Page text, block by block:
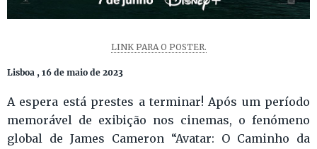
LINK PARA O POSTER.
Lisboa , 16 de maio de 2023
A espera está prestes a terminar! Após um período
memorável de exibição nos cinemas, o fenómeno
global de James Cameron “Avatar: O Caminho da